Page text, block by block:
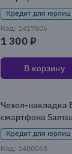
прозрачный
Кредит для юрлиц
Код: 1417806
1 300 ₽
В корзину
Чехол-накладка
смартфона
Кредит для юрлиц
Код: 1400063